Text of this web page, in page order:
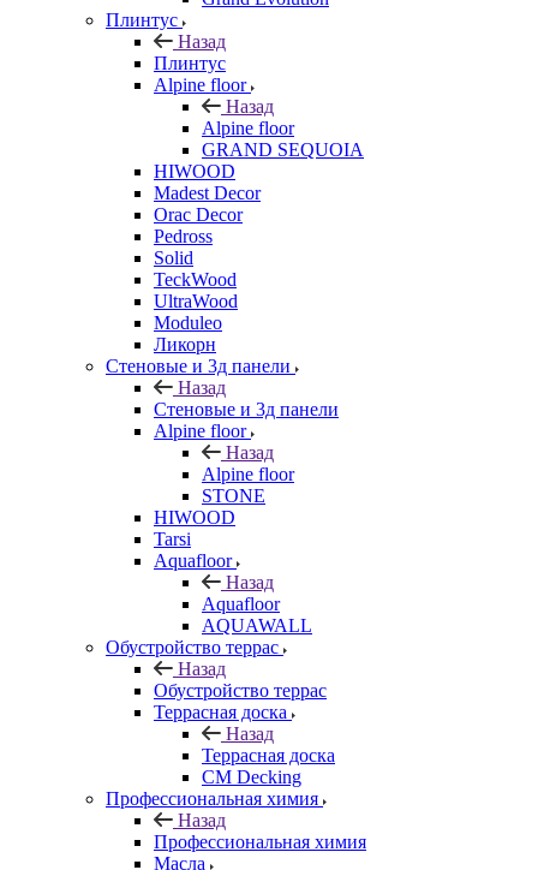
Плинтус
Назад
Плинтус
Alpine floor
Назад
Alpine floor
GRAND SEQUOIA
HIWOOD
Madest Decor
Orac Decor
Pedross
Solid
TeckWood
UltraWood
Moduleo
Ликорн
Стеновые и 3д панели
Назад
Стеновые и 3д панели
Alpine floor
Назад
Alpine floor
STONE
HIWOOD
Tarsi
Aquafloor
Назад
Aquafloor
AQUAWALL
Обустройство террас
Назад
Обустройство террас
Террасная доска
Назад
Террасная доска
CM Decking
Профессиональная химия
Назад
Профессиональная химия
Масла